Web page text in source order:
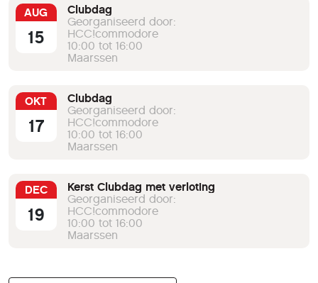
AUG
15
Clubdag
Georganiseerd door:
HCC!commodore
10:00 tot 16:00
Maarssen
OKT
17
Clubdag
Georganiseerd door:
HCC!commodore
10:00 tot 16:00
Maarssen
DEC
19
Kerst Clubdag met verloting
Georganiseerd door:
HCC!commodore
10:00 tot 16:00
Maarssen